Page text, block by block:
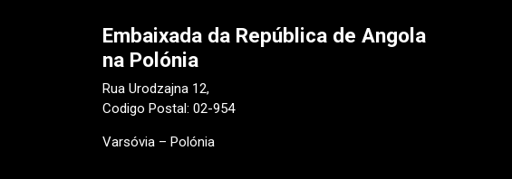
Embaixada da República de Angola
na Polónia
Rua Urodzajna 12,
Codigo Postal: 02-954
Varsóvia – Polónia